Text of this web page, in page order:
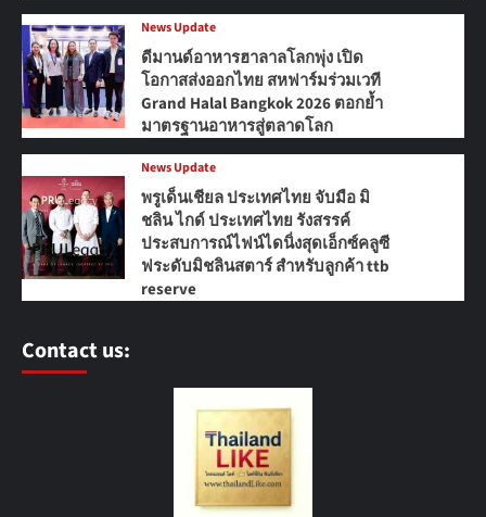
News Update
ดีมานด์อาหารฮาลาลโลกพุ่ง เปิด
โอกาสส่งออกไทย สหฟาร์มร่วมเวที
Grand Halal Bangkok 2026 ตอกย้ำ
มาตรฐานอาหารสู่ตลาดโลก
News Update
พรูเด็นเชียล ประเทศไทย จับมือ มิ
ชลิน ไกด์ ประเทศไทย รังสรรค์
ประสบการณ์ไฟน์ไดนิ่งสุดเอ็กซ์คลูซี
ฟระดับมิชลินสตาร์ สำหรับลูกค้า ttb
reserve
Contact us: